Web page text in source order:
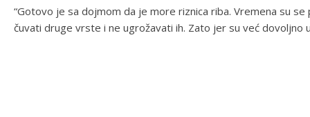
“Gotovo je sa dojmom da je more riznica riba. Vremena su
čuvati druge vrste i ne ugrožavati ih. Zato jer su već dovoljno